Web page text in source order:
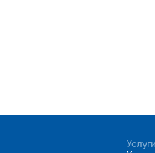
Услуги